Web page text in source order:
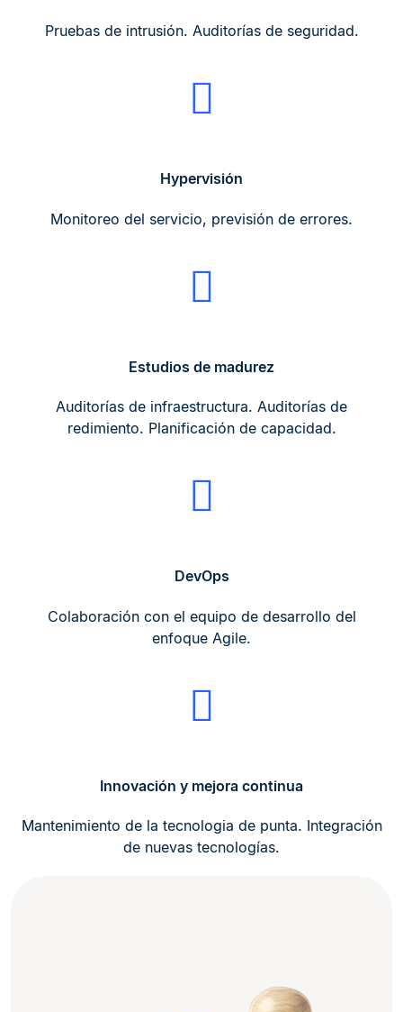
Pruebas de intrusión. Auditorías de seguridad.
Hypervisión
Monitoreo del servicio, previsión de errores.
Estudios de madurez
Auditorías de infraestructura. Auditorías de
redimiento. Planificación de capacidad.
DevOps
Colaboración con el equipo de desarrollo del
enfoque Agile.
Innovación y mejora continua
Mantenimiento de la tecnologia de punta. Integración
de nuevas tecnologías.